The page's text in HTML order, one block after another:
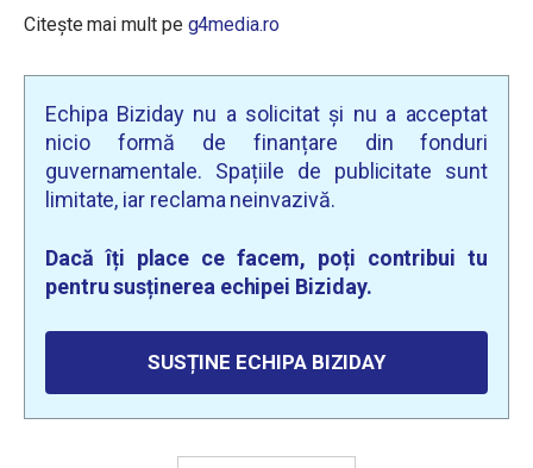
Citește mai mult pe g4media.ro
Echipa Biziday nu a solicitat și nu a acceptat
nicio formă de finanțare din fonduri
guvernamentale. Spațiile de publicitate sunt
limitate, iar reclama neinvazivă.
Dacă îți place ce facem, poți contribui tu
pentru susținerea echipei Biziday.
SUSȚINE ECHIPA BIZIDAY